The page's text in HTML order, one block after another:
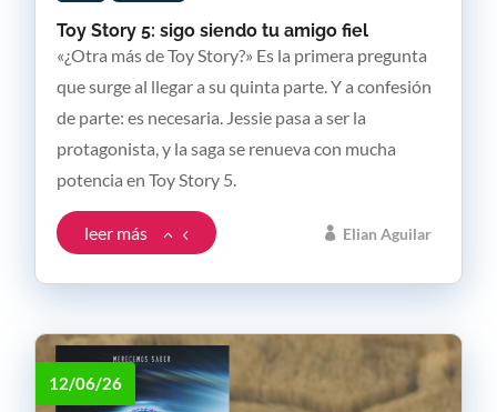
Toy Story 5: sigo siendo tu amigo fiel
Elian Aguilar
«¿Otra más de Toy Story?» Es la primera pregunta
que surge al llegar a su quinta parte. Y a confesión
de parte: es necesaria. Jessie pasa a ser la
protagonista, y la saga se renueva con mucha
potencia en Toy Story 5.
leer más
12/06/26